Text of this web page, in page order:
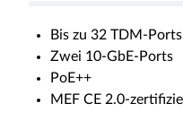
Bis zu 32 TDM-Ports
Zwei 10-GbE-Ports
PoE++
MEF CE 2.0-